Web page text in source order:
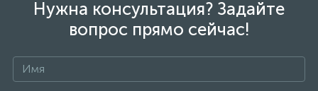
Нужна консультация? Задайте
вопрос прямо сейчас!